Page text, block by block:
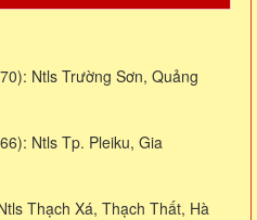
Ntls Trường Sơn, Quảng
Ntls Tp. Pleiku, Gia
Thạch Xá, Thạch Thất, Hà